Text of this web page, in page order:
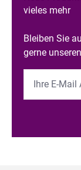
vieles mehr
Bleiben Sie
gerne